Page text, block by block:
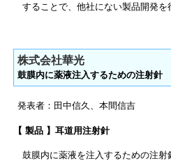
することで、他社にない製品開発を
株式会社華光
鼓膜内に薬液注入するための注射針
発表者：田中信久、本間信吉
【 製品 】耳道用注射針
鼓膜内に薬液を注入するための注射